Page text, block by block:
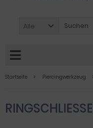
Alle
Startseite Piercingwerkzeug
RINGSCHLIESSER